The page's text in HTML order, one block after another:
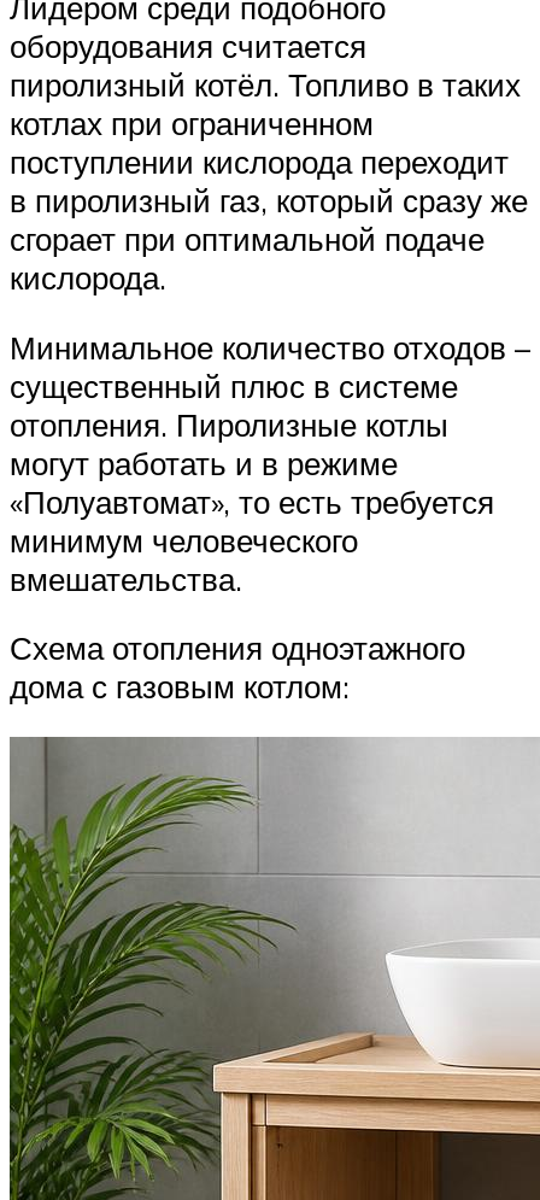
оборудования считается
пиролизный котёл. Топливо в таких
котлах при ограниченном
поступлении кислорода переходит
в пиролизный газ, который сразу же
сгорает при оптимальной подаче
кислорода.
Минимальное количество отходов –
существенный плюс в системе
отопления. Пиролизные котлы
могут работать и в режиме
«Полуавтомат», то есть требуется
минимум человеческого
вмешательства.
Схема отопления одноэтажного
дома с газовым котлом: